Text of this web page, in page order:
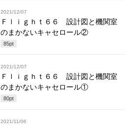
2021/12/07
Ｆｌｉｇｈｔ６６ 設計図と機関室
のまかないキャセロール②
85pt
2021/12/07
Ｆｌｉｇｈｔ６６ 設計図と機関室
のまかないキャセロール①
80pt
2021/11/06